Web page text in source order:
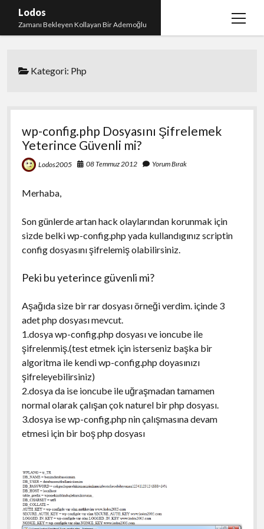
Lodos
Zamanı Bekleyen Kollayan Bir Ademoğlu
menüyü
test
Kategori: Php
wp-config.php Dosyasını Şifrelemek
Yeterince Güvenli mi?
Lodos2005 08 Temmuz 2012 Yorum Bırak
Merhaba,
Son günlerde artan hack olaylarından korunmak için
sizde belki wp-config.php yada kullandıgınız scriptin
config dosyasını şifrelemiş olabilirsiniz.
Peki bu yeterince güvenli mi?
Aşağıda size bir rar dosyası örneği verdim. içinde 3
adet php dosyası mevcut.
1.dosya wp-config.php dosyası ve ioncube ile
şifrelenmiş.(test etmek için isterseniz başka bir
algoritma ile kendi wp-config.php doyasınızı
şifreleyebilirsiniz)
2.dosya da ise ioncube ile uğraşmadan tamamen
normal olarak çalışan çok naturel bir php dosyası.
3.dosya ise wp-config.php nin çalışmasına devam
etmesi için bir boş php dosyası